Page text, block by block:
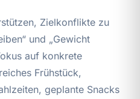
Zielkonflikte zu
und „Gewicht
auf konkrete
Frühstück,
geplante Snacks